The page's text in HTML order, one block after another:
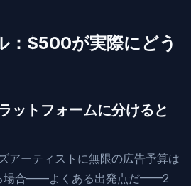
：$500が実際にどう
ットフォームに分けると
アーティストに無限の広告予算は
場合——よくある出発点だ——2